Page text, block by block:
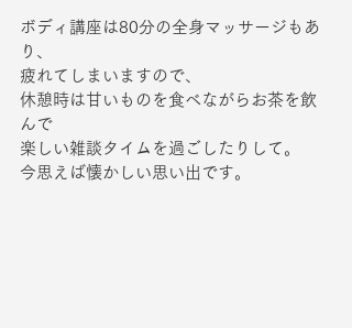
ボディ講座は80分の全身マッサージもあ
り、
疲れてしまいますので、
休憩時は甘いものを食べながらお茶を飲
んで
楽しい雑談タイムを過ごしたりして。
今思えば懐かしい思い出です。